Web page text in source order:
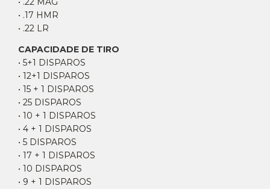
• .17 HMR
• .22 LR
CAPACIDADE DE TIRO
• 5+1 DISPAROS
• 12+1 DISPAROS
• 15 + 1 DISPAROS
• 25 DISPAROS
• 10 + 1 DISPAROS
• 4 + 1 DISPAROS
• 5 DISPAROS
• 17 + 1 DISPAROS
• 10 DISPAROS
• 9 + 1 DISPAROS